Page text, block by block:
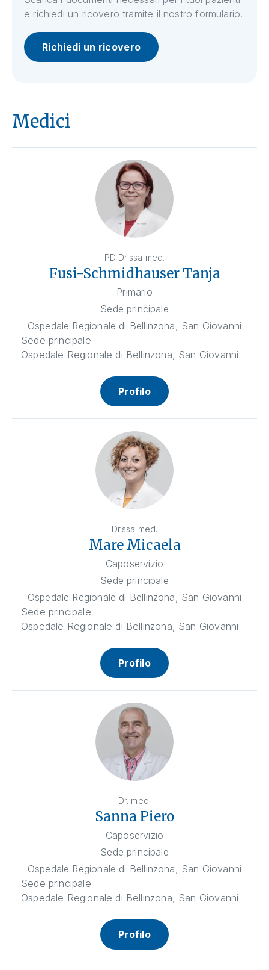
e richiedi un ricovero tramite il nostro formulario.
Richiedi un ricovero
Medici
PD Dr.ssa med.
Fusi-Schmidhauser Tanja
Primario
Sede principale
Ospedale Regionale di Bellinzona, San Giovanni
Sede principale
Ospedale Regionale di Bellinzona, San Giovanni
Profilo
Dr.ssa med.
Mare Micaela
Caposervizio
Sede principale
Ospedale Regionale di Bellinzona, San Giovanni
Sede principale
Ospedale Regionale di Bellinzona, San Giovanni
Profilo
Dr. med.
Sanna Piero
Caposervizio
Sede principale
Ospedale Regionale di Bellinzona, San Giovanni
Sede principale
Ospedale Regionale di Bellinzona, San Giovanni
Profilo